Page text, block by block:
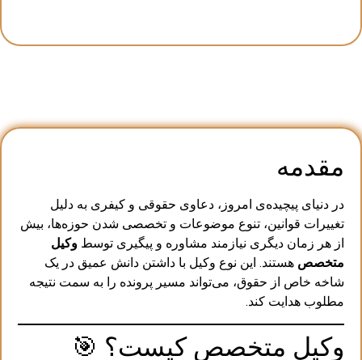
مقدمه
در دنیای پیچیده‌ی امروز، دعاوی حقوقی و کیفری به دلیل
تغییرات قوانین، تنوع موضوعات و تخصصی شدن حوزه‌ها، بیش
از هر زمان دیگری نیازمند مشاوره و پیگیری توسط وکیل
متخصص هستند. این نوع وکیل با داشتن دانش عمیق در یک
شاخه خاص از حقوق، می‌تواند مسیر پرونده را به سمت نتیجه
مطلوب هدایت کند.
وکیل متخصص کیست؟ 🎯